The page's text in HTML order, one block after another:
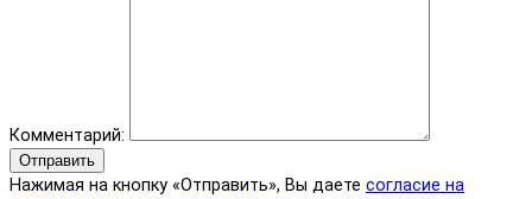
Комментарий:
Отправить
Нажимая на кнопку «Отправить», Вы даете согласие на